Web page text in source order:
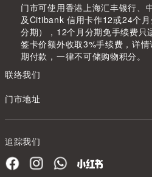
门市可使用香港上海汇丰银行、
及Citibank 信用卡作12或24个
分期），12个月分期免手续费只
签卡价额外收取3%手续费，详
期付款，一律不可储购物积分。
联络我们
门市地址
追踪我们